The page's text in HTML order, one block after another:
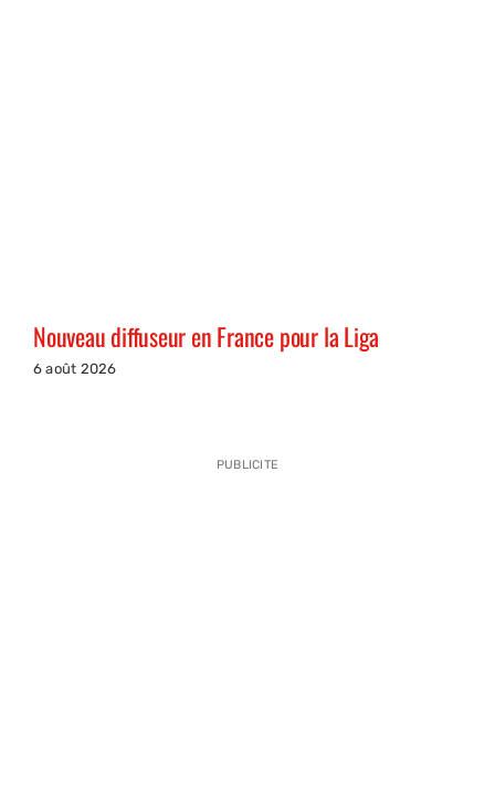
Nouveau diffuseur en France pour la Liga
6 août 2026
PUBLICITE